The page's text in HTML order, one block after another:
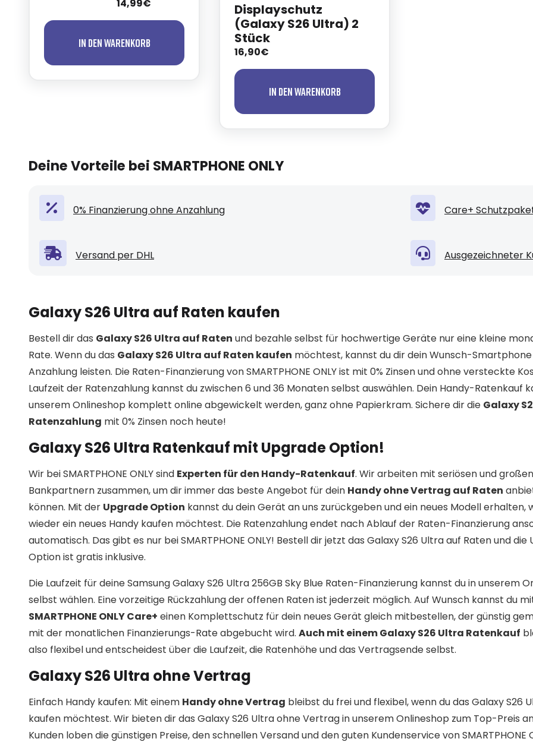
14,99€
In den Warenkorb
Displayschutz
(Galaxy S26 Ultra) 2
Stück
16,90€
In den Warenkorb
Deine Vorteile bei SMARTPHONE ONLY
0% Finanzierung ohne Anzahlung Care+
Versand per DHL Ausgezeichneter
Galaxy S26 Ultra auf Raten kaufen
Bestell dir das Galaxy S26 Ultra auf Raten und bezahle selbst für hochwertige Geräte nur eine kleine
Rate. Wenn du das Galaxy S26 Ultra auf Raten kaufen möchtest, kannst du dir dein Wunsch-
Anzahlung leisten. Die Raten-Finanzierung von SMARTPHONE ONLY ist mit 0% Zinsen und ohne versteckte
Laufzeit der Ratenzahlung kannst du zwischen 6 und 36 Monaten selbst auswählen. Dein Handy-Ratenkauf
unserem Onlineshop komplett online abgewickelt werden, ganz ohne Papierkram. Sichere dir die Galaxy
Ratenzahlung mit 0% Zinsen noch heute!
Galaxy S26 Ultra Ratenkauf mit Upgrade Option!
Wir bei SMARTPHONE ONLY sind Experten für den Handy-Ratenkauf. Wir arbeiten mit seriösen und großen
Bankpartnern zusammen, um dir immer das beste Angebot für dein Handy ohne Vertrag auf Raten
können. Mit der Upgrade Option kannst du dein Gerät an uns zurückgeben und ein neues Modell erhalten,
wieder ein neues Handy kaufen möchtest. Die Ratenzahlung endet nach Ablauf der Raten-Finanzierung
automatisch. Das gibt es nur bei SMARTPHONE ONLY! Bestell dir jetzt das Galaxy S26 Ultra auf Raten und die
Option ist gratis inklusive.
Die Laufzeit für deine Samsung Galaxy S26 Ultra 256GB Sky Blue Raten-Finanzierung kannst du in unserem
selbst wählen. Eine vorzeitige Rückzahlung der offenen Raten ist jederzeit möglich. Auf Wunsch kannst du
SMARTPHONE ONLY Care+ einen Komplettschutz für dein neues Gerät gleich mitbestellen, der günstig
mit der monatlichen Finanzierungs-Rate abgebucht wird. Auch mit einem Galaxy S26 Ultra Ratenkauf
also flexibel und entscheidest über die Laufzeit, die Ratenhöhe und das Vertragsende selbst.
Galaxy S26 Ultra ohne Vertrag
Einfach Handy kaufen: Mit einem Handy ohne Vertrag bleibst du frei und flexibel, wenn du das Galaxy S26
kaufen möchtest. Wir bieten dir das Galaxy S26 Ultra ohne Vertrag in unserem Onlineshop zum Top-Preis
Kunden loben die günstigen Preise, den schnellen Versand und den guten Kundenservice von SMARTPHONE